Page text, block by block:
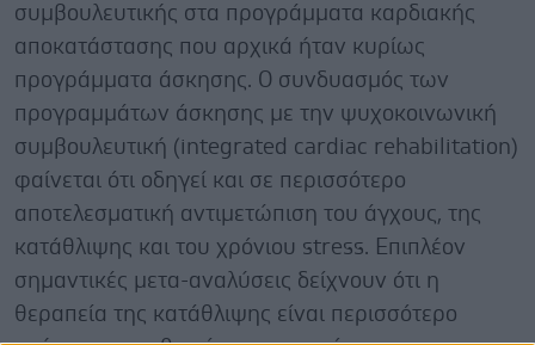
συμβουλευτικής στα προγράμματα καρδιακής
αποκατάστασης που αρχικά ήταν κυρίως
προγράμματα άσκησης. Ο συνδυασμός των
προγραμμάτων άσκησης με την ψυχοκοινωνική
συμβουλευτική (integrated cardiac rehabilitation)
φαίνεται ότι οδηγεί και σε περισσότερο
αποτελεσματική αντιμετώπιση του άγχους, της
κατάθλιψης και του χρόνιου stress. Επιπλέον
σημαντικές μετα-αναλύσεις δείχνουν ότι η
θεραπεία της κατάθλιψης είναι περισσότερο